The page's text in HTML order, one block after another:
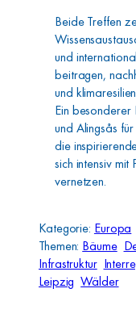
Beide Treffen
und
beitragen,
und
Ein besonderer
und Alingsås
die
sich intensiv
vernetzen.
Kategorie: Europa
Themen: Bäume
Infrastruktur
Leipzig Wälder